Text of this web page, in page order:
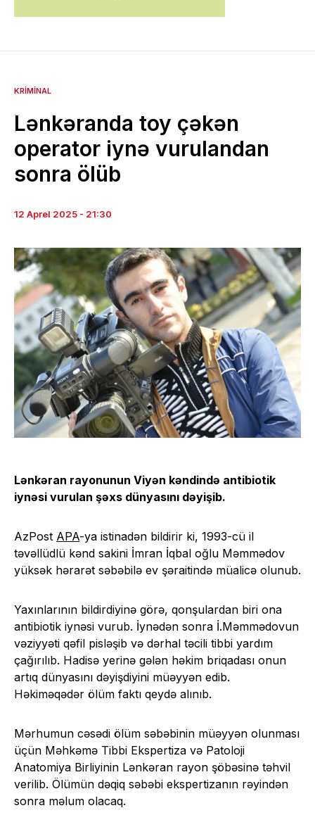
KRIMINAL
Lənkəranda toy çəkən
operator iynə vurulandan
sonra ölüb
12 Aprel 2025 - 21:30
Lənkəran rayonunun Viyən kəndində antibiotik
iynəsi vurulan şəxs dünyasını dəyişib.
AzPost APA-ya istinadən bildirir ki, 1993-cü il
təvəllüdlü kənd sakini İmran İqbal oğlu Məmmədov
yüksək hərarət səbəbilə ev şəraitində müalicə olunub.
Yaxınlarının bildirdiyinə görə, qonşulardan biri ona
antibiotik iynəsi vurub. İynədən sonra İ.Məmmədovun
vəziyyəti qəfil pisləşib və dərhal təcili tibbi yardım
çağırılıb. Hadisə yerinə gələn həkim briqadası onun
artıq dünyasını dəyişdiyini müəyyən edib.
Həkiməqədər ölüm faktı qeydə alınıb.
Mərhumun cəsədi ölüm səbəbinin müəyyən olunması
üçün Məhkəmə Tibbi Ekspertiza və Patoloji
Anatomiya Birliyinin Lənkəran rayon şöbəsinə təhvil
verilib. Ölümün dəqiq səbəbi ekspertizanın rəyindən
sonra məlum olacaq.